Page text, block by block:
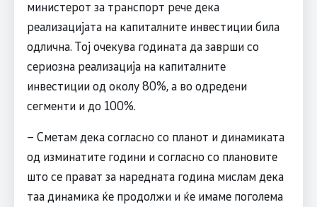
министерот за транспорт рече дека
реализацијата на капиталните инвестиции била
одлична. Тој очекува годината да заврши со
сериозна реализација на капиталните
инвестиции од околу 80%, а во одредени
сегменти и до 100%.
– Сметам дека согласно со планот и динамиката
од изминатите години и согласно со плановите
што се прават за наредната година мислам дека
таа динамика ќе продолжи и ќе имаме поголема